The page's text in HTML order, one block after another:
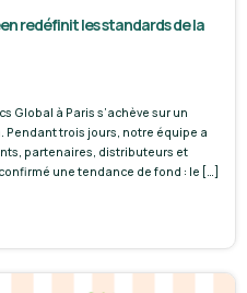
redéfinit les standards de la
Global à Paris s’achève sur un
trois jours, notre équipe a
partenaires, distributeurs et
une tendance de fond : le […]